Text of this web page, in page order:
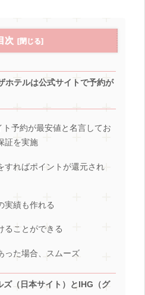
次
ホテルは公式サイトで予約が
ト予約が最安値と名言してお
証を実施
すればポイントが還元され
実績も作れる
ることができる
った場合、スムーズ
ズ（日本サイト）とIHG（グ